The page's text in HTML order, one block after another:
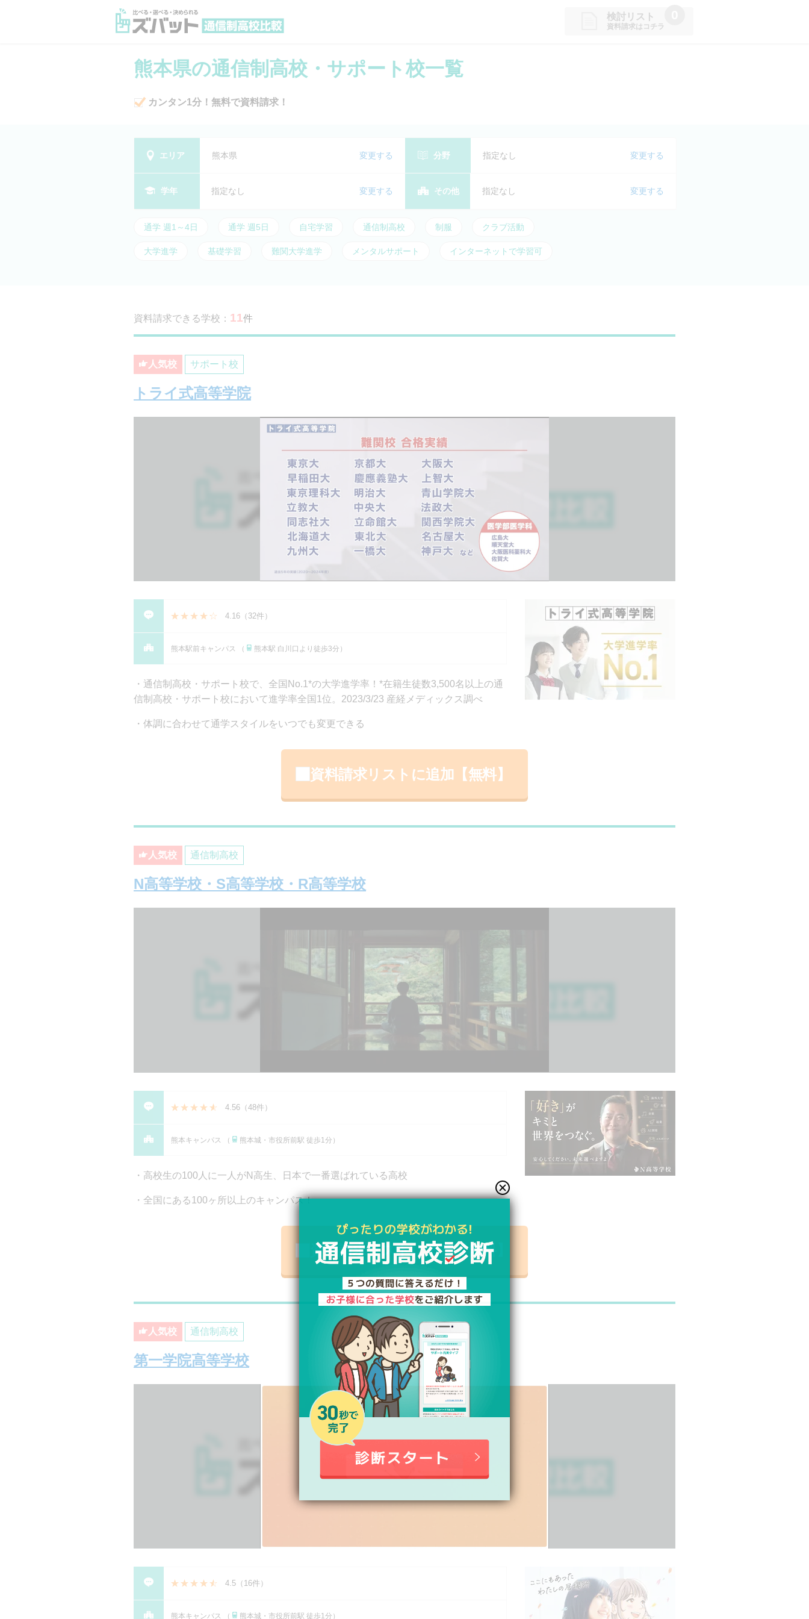
検討リスト
資料請求はコチラ
熊本県の通信制高校・サポート校一覧
カンタン1分！無料で資料請求！
エリア 熊本県 変更する 分野 指定なし 変更する
学年 指定なし 変更する その他 指定なし 変更する
通学 週1～4日 通学 週5日 自宅学習 通信制高校 制服 クラブ活動
大学進学 基礎学習 難関大学進学 メンタルサポート インターネットで学習可
資料請求できる学校： 11件
人気校 サポート校
トライ式高等学院
4.16 （ 32件）
熊本駅前キャンパス （ 熊本駅 白川口より徒歩3分）
通信制高校・サポート校で、全国No.1*の大学進学率！*在籍⽣徒数3,500名以上の通
信制⾼校・サポート校において進学率全国1位。2023/3/23 産経メディックス調べ
体調に合わせて通学スタイルをいつでも変更できる
資料請求リストに追加【無料】
人気校 通信制高校
N高等学校・S高等学校・R高等学校
4.56 （48件）
熊本キャンパス （ 熊本城・市役所前駅 徒歩1分）
高校生の100人に一人がN高生、日本で一番選ばれている高校
全国にある100ヶ所以上のキャンパス！
資料請求リストに追加【無料】
人気校 通信制高校
第一学院高等学校
4.5 （ 16件）
熊本キャンパス （ 熊本城・市役所前駅 徒歩1分）